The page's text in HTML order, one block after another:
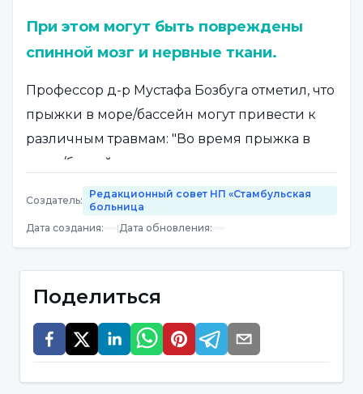
При этом могут быть повреждены
спинной мозг и нервные ткани.
Профессор д-р Мустафа Бозбуга отметил, что
прыжки в море/бассейн могут привести к
различным травмам: "Во время прыжка в
море/бассейн из-за мелководья человеку
приходится резко и очень быстро отводить
голову назад (гиперэкстензия), а иногда и
поворачивать ее в сторону (вращение),
мы называем раздавливанием, когда голова
и шея ударяются о дно, также может
повлиять на шею. При таком внезапном,
сильном ускорении шейный отдел
Создатель:
Редакционный совет НП «Стамбульская
больница
Дата создания: |Дата обновления:
Поделиться